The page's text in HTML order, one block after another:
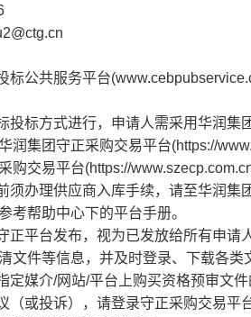
标公共服务平台
投标方式进行，申请人需采用华润
润集团守正采购交易平台(https://
购交易平台(https://
须办理供应商入库手续，请至华润集
考帮助中心下的平台手册。
正平台发布，视为已发放给所有申
文件等信息，并及时登录、下载各
定媒介/网站/平台上购买资格预审文
（或投诉），请登录守正采购交易